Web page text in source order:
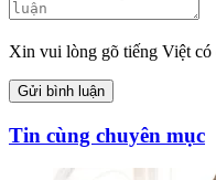
Xin vui lòng gõ tiếng Việt có
Gửi bình luận
Tin cùng chuyên mục